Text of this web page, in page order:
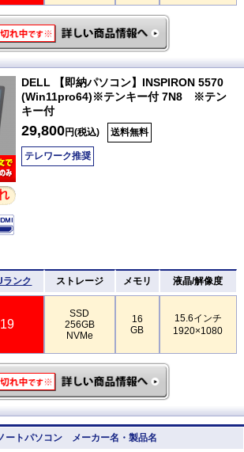
DELL 【即納パソコン】INSPIRON 5570
(Win11pro64)※テンキー付 7N8 ※テン
キー付
29,800円(税込) 送料無料
テレワーク推奨
ランク ストレージ メモリ 液晶/解像度
19
SSD
256GB
NVMe
16
GB
15.6インチ
1920×1080
ートパソコン メーカー名・製品名